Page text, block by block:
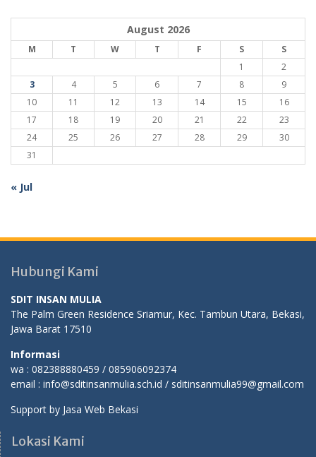
August 2026
M T W T F S
S
1
2
3
4 5 6 7 8
9
10
11 12 13 14 15
16
17
18 19 20 21 22
23
24
25 26 27 28 29
30
31
« Jul
Hubungi Kami
SDIT INSAN MULIA
The Palm Green Residence Sriamur, Kec. Tambun Utara, Bekasi,
Jawa Barat 17510
Informasi
wa : 082388880459 / 085906092374
email : info@sditinsanmulia.sch.id / sditinsanmulia99@gmail.com
Support by Jasa Web Bekasi
Lokasi Kami